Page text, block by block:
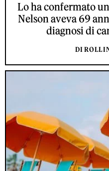
Lo ha confermato
Nelson aveva 69
diagnosi di
DI